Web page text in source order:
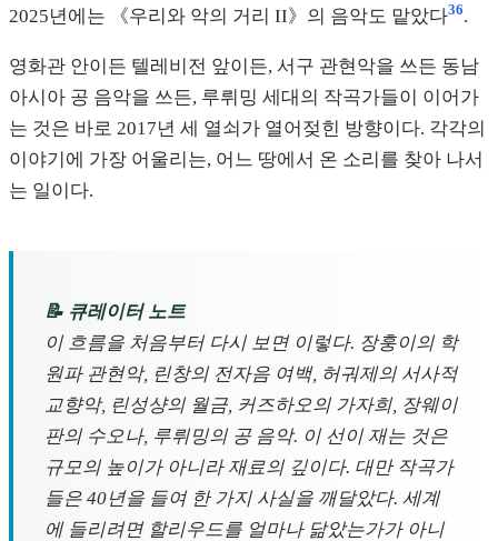
2025년에는 《우리와 악의 거리 II》의 음악도 맡았다36.
영화관 안이든 텔레비전 앞이든, 서구 관현악을 쓰든 동남
아시아 공 음악을 쓰든, 루뤼밍 세대의 작곡가들이 이어가
는 것은 바로 2017년 세 열쇠가 열어젖힌 방향이다. 각각의
이야기에 가장 어울리는, 어느 땅에서 온 소리를 찾아 나서
는 일이다.
📝 큐레이터 노트
이 흐름을 처음부터 다시 보면 이렇다. 장훙이의 학
원파 관현악, 린창의 전자음 여백, 허궈제의 서사적
교향악, 린성샹의 월금, 커즈하오의 가자희, 장웨이
판의 수오나, 루뤼밍의 공 음악. 이 선이 재는 것은
규모의 높이가 아니라 재료의 깊이다. 대만 작곡가
들은 40년을 들여 한 가지 사실을 깨달았다. 세계
에 들리려면 할리우드를 얼마나 닮았는가가 아니